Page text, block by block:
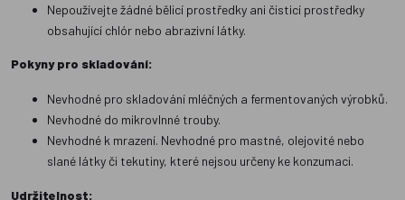
Nepoužívejte žádné bělicí prostředky ani čisticí prostředky
obsahující chlór nebo abrazivní látky.
Pokyny pro skladování:
Nevhodné pro skladování mléčných a fermentovaných výrobků.
Nevhodné do mikrovlnné trouby.
Nevhodné k mrazení. Nevhodné pro mastné, olejovité nebo
slané látky či tekutiny, které nejsou určeny ke konzumaci.
Udržitelnost: